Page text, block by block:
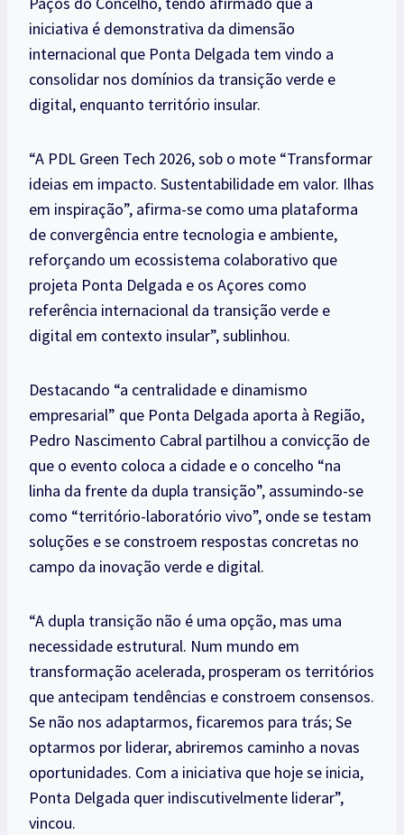
iniciativa é demonstrativa da dimensão
internacional que Ponta Delgada tem vindo a
consolidar nos domínios da transição verde e
digital, enquanto território insular.
“A PDL Green Tech 2026, sob o mote “Transformar
ideias em impacto. Sustentabilidade em valor. Ilhas
em inspiração”, afirma-se como uma plataforma
de convergência entre tecnologia e ambiente,
reforçando um ecossistema colaborativo que
projeta Ponta Delgada e os Açores como
referência internacional da transição verde e
digital em contexto insular”, sublinhou.
Destacando “a centralidade e dinamismo
empresarial” que Ponta Delgada aporta à Região,
Pedro Nascimento Cabral partilhou a convicção de
que o evento coloca a cidade e o concelho “na
linha da frente da dupla transição”, assumindo-se
como “território-laboratório vivo”, onde se testam
soluções e se constroem respostas concretas no
campo da inovação verde e digital.
“A dupla transição não é uma opção, mas uma
necessidade estrutural. Num mundo em
transformação acelerada, prosperam os territórios
que antecipam tendências e constroem consensos.
Se não nos adaptarmos, ficaremos para trás; Se
optarmos por liderar, abriremos caminho a novas
oportunidades. Com a iniciativa que hoje se inicia,
Ponta Delgada quer indiscutivelmente liderar”,
vincou.